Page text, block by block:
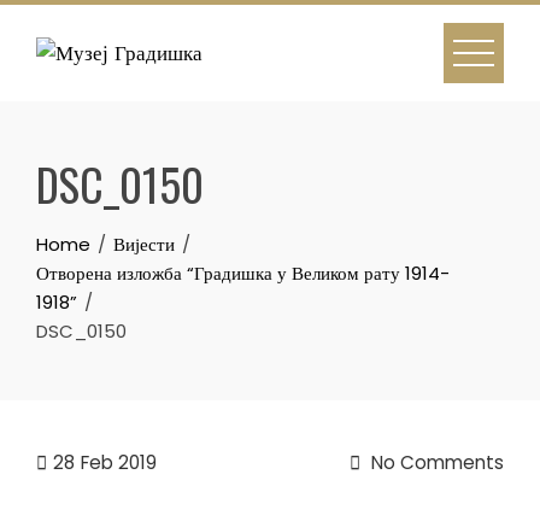
Skip
DSC_0150
Home
Вијести
Отворена изложба “Градишка у Великом рату 1914-
1918”
DSC_0150
28 Feb 2019 No Comments